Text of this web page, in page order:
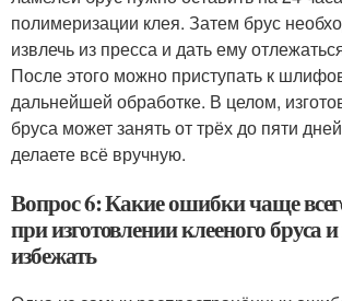
полимеризации клея. Затем брус
извлечь из пресса и дать ему
После этого можно приступать к
дальнейшей обработке. В целом,
бруса может занять от трёх до пяти
делаете всё вручную.
Вопрос 6: Какие ошибки чаще
при изготовлении клееного бруса
избежать